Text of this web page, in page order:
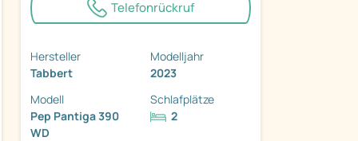
Telefonrückruf
Hersteller
Tabbert
Modelljahr
2023
Modell
Pep Pantiga 390
WD
Schlafplätze
2